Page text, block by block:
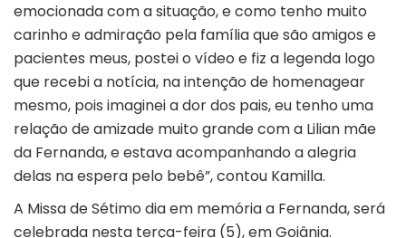
emocionada com a situação, e como tenho muito
carinho e admiração pela família que são amigos e
pacientes meus, postei o vídeo e fiz a legenda logo
que recebi a notícia, na intenção de homenagear
mesmo, pois imaginei a dor dos pais, eu tenho uma
relação de amizade muito grande com a Lilian mãe
da Fernanda, e estava acompanhando a alegria
delas na espera pelo bebê”, contou Kamilla.
A Missa de Sétimo dia em memória a Fernanda, será
celebrada nesta terça-feira (5), em Goiânia.